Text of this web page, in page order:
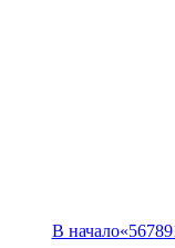
В начало«56789